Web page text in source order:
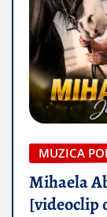
MUZICA
Mihaela
[videoclip